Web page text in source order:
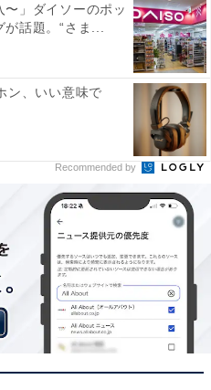
〜」ダイソーのポッ
話題。“さま...
ン、いい意味で
Recommended by